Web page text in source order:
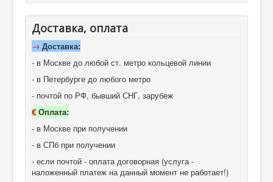
Доставка, оплата
→ Доставка:
- в Москве до любой ст. метро кольцевой линии
- в Петербурге до любого метро
- почтой по РФ, бывший СНГ, зарубеж
€Оплата:
- в Москве при получении
- в СПб при получении
- если почтой - оплата договорная (услуга -
наложенный платеж на данный момент не работает!)